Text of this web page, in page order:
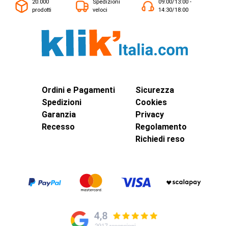
20.000
prodotti
Spedizioni
veloci
09:00/13:00 -
14:30/18:00
Ordini e Pagamenti
Spedizioni
Garanzia
Recesso
Sicurezza
Cookies
Privacy
Regolamento
Richiedi reso